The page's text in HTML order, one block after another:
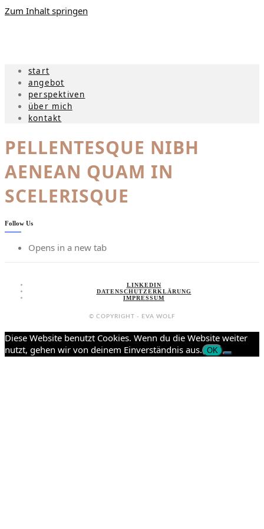
Zum Inhalt springen
start
angebot
perspektiven
über mich
kontakt
PELLENTESQUE NIBH
AENEAN QUAM IN
SCELERISQUE
Follow Us
Opens in a new tab
LINKEDIN
DATENSCHUTZERKLÄRUNG
IMPRESSUM
© COPYRIGHT - EVA WOLF
Diese Website benutzt Cookies. Wenn du die Website weiter
nutzt, gehen wir von deinem Einverständnis aus. OK